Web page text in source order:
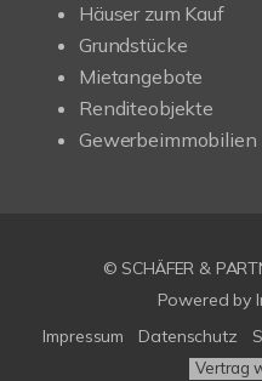
Häuser zum Kauf
Grundstücke
Mietangebote
Renditeobjekte
Gewerbeimmobilien
© SCHÄFER &
Powered by
Impressum
Datenschutz
Vertrag